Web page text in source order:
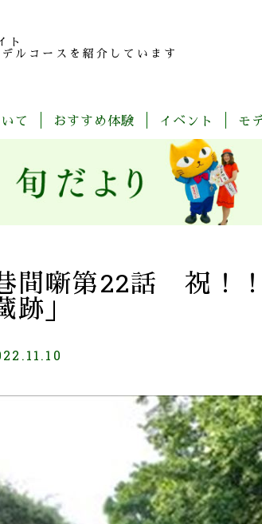
ト
ルコースを紹介しています
て
品
紹
おすすめ体験
イベント
春
夏
秋 冬
モ
間噺第22話 祝！
」